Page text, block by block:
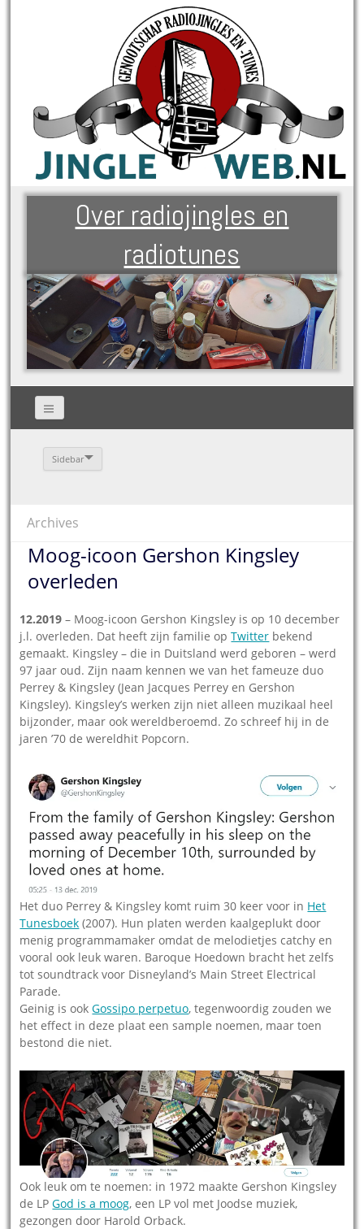
Over radiojingles en
radiotunes
Sidebar
Archives
Moog-icoon Gershon Kingsley
overleden
12.2019 – Moog-icoon Gershon Kingsley is op 10 december
j.l. overleden. Dat heeft zijn familie opTwitter bekend
gemaakt. Kingsley – die in Duitsland werd geboren – werd
97 jaar oud. Zijn naam kennen we van het fameuze duo
Perrey & Kingsley (Jean Jacques Perrey en Gershon
Kingsley). Kingsley’s werken zijn niet alleen muzikaal heel
bijzonder, maar ook wereldberoemd. Zo schreef hij in de
jaren ’70 de wereldhit Popcorn.
Het duo Perrey & Kingsley komt ruim 30 keer voor in Het
Tunesboek (2007). Hun platen werden kaalgeplukt door
menig programmamaker omdat de melodietjes catchy en
vooral ook leuk waren. Baroque Hoedown bracht het zelfs
tot soundtrack voor Disneyland’s Main Street Electrical
Parade.
Geinig is ookGossipo perpetuo, tegenwoordig zouden we
het effect in deze plaat een sample noemen, maar toen
bestond die niet.
Ook leuk om te noemen: in 1972 maakte Gershon Kingsley
de LPGod is a moog, een LP vol met Joodse muziek,
gezongen door Harold Orback.